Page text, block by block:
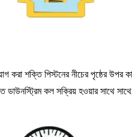
শক্তি পিস্টনের নীচের পৃষ্ঠের উপর
কল সক্রিয় হওয়ার সাথে সাথে,